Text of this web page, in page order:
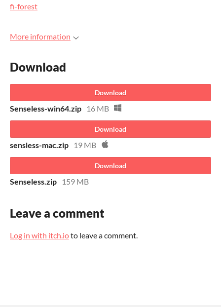
fi-forest
More information
Download
Download
Senseless-win64.zip 16 MB
Download
sensless-mac.zip 19 MB
Download
Senseless.zip 159 MB
Leave a comment
Log in with itch.ioto leave a comment.